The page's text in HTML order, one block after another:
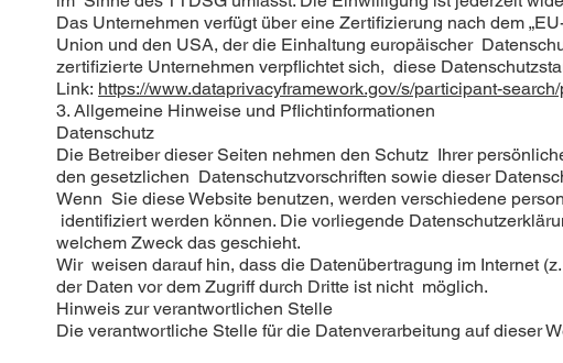
Das Unternehmen verfügt über eine Zertifizierung nach dem
Union und den USA, der die Einhaltung europäischer
zertifizierte Unternehmen verpflichtet sich, diese
Link: https://www.dataprivacyframework.gov/s/participant-
3. Allgemeine Hinweise und Pflicht­informationen
Datenschutz
Die Betreiber dieser Seiten nehmen den Schutz Ihrer
den gesetzlichen Datenschutzvorschriften sowie dieser
Wenn Sie diese Website benutzen, werden verschiedene
identifiziert werden können. Die vorliegende
welchem Zweck das geschieht.
Wir weisen darauf hin, dass die Datenübertragung im Internet
der Daten vor dem Zugriff durch Dritte ist nicht möglich.
Hinweis zur verantwortlichen Stelle
Die verantwortliche Stelle für die Datenverarbeitung auf dieser